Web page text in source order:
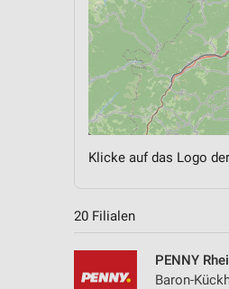
Klicke auf das Logo
20 Filialen
PENNY
Baron-